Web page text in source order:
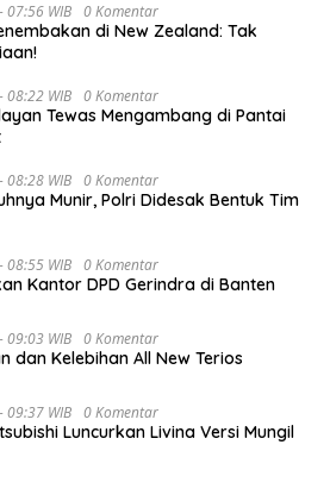
07:56 WIB 0 Komentar
di New Zealand: Tak
08:22 WIB 0 Komentar
Tewas Mengambang di Pantai
08:28 WIB 0 Komentar
Munir, Polri Didesak Bentuk Tim
08:55 WIB 0 Komentar
Kantor DPD Gerindra di Banten
09:03 WIB 0 Komentar
dan Kelebihan All New Terios
09:37 WIB 0 Komentar
Luncurkan Livina Versi Mungil